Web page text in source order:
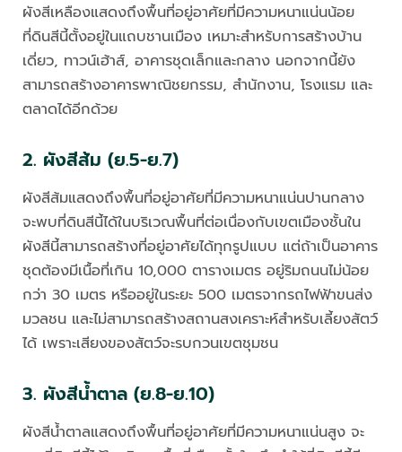
ผังสีเหลืองแสดงถึงพื้นที่อยู่อาศัยที่มีความหนาแน่นน้อย
ที่ดินสีนี้ตั้งอยู่ในแถบชานเมือง เหมาะสำหรับการสร้างบ้าน
เดี่ยว, ทาวน์เฮ้าส์, อาคารชุดเล็กและกลาง นอกจากนี้ยัง
สามารถสร้างอาคารพาณิชยกรรม, สำนักงาน, โรงแรม และ
ตลาดได้อีกด้วย
2. ผังสีส้ม (ย.5-ย.7)
ผังสีส้มแสดงถึงพื้นที่อยู่อาศัยที่มีความหนาแน่นปานกลาง
จะพบที่ดินสีนี้ได้ในบริเวณพื้นที่ต่อเนื่องกับเขตเมืองชั้นใน
ผังสีนี้สามารถสร้างที่อยู่อาศัยได้ทุกรูปแบบ แต่ถ้าเป็นอาคาร
ชุดต้องมีเนื้อที่เกิน 10,000 ตารางเมตร อยู่ริมถนนไม่น้อย
กว่า 30 เมตร หรืออยู่ในระยะ 500 เมตรจากรถไฟฟ้าขนส่ง
มวลชน และไม่สามารถสร้างสถานสงเคราะห์สำหรับเลี้ยงสัตว์
ได้ เพราะเสียงของสัตว์จะรบกวนเขตชุมชน
3. ผังสีน้ำตาล (ย.8-ย.10)
ผังสีน้ำตาลแสดงถึงพื้นที่อยู่อาศัยที่มีความหนาแน่นสูง จะ